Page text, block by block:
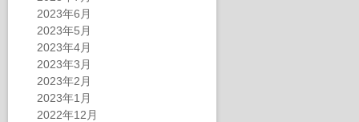
2023年6月
2023年5月
2023年4月
2023年3月
2023年2月
2023年1月
2022年12月